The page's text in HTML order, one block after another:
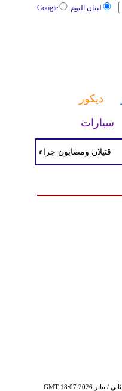
لبنان اليوم Google
ديكور
سيارات
قتيلان ومصابون جراء 14 غارة إسرائيلية على شرق وجنوب لبنان